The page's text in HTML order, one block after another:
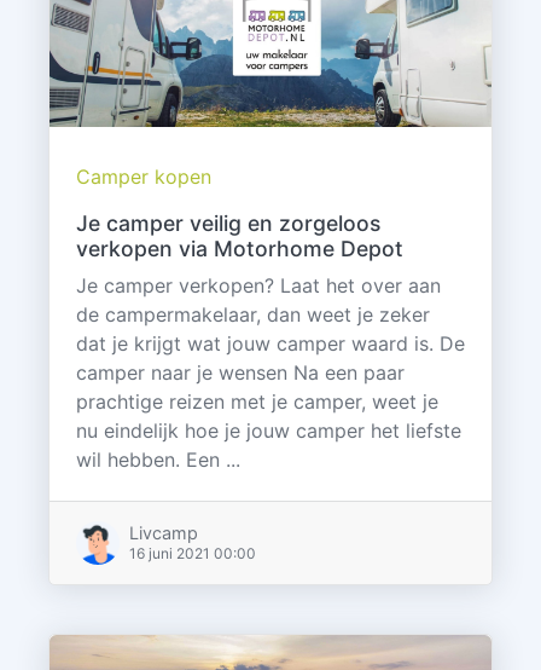
Camper kopen
Je camper veilig en zorgeloos
verkopen via Motorhome Depot
Je camper verkopen? Laat het over aan
de campermakelaar, dan weet je zeker
dat je krijgt wat jouw camper waard is. De
camper naar je wensen Na een paar
prachtige reizen met je camper, weet je
nu eindelijk hoe je jouw camper het liefste
wil hebben. Een ...
Livcamp
16 juni 2021 00:00